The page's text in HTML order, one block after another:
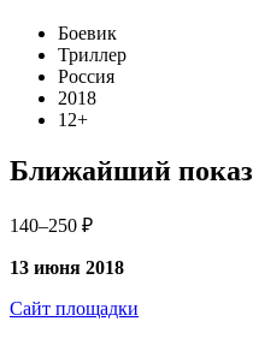
Боевик
Триллер
Россия
2018
12+
Ближайший показ
140–250 ₽
13 июня 2018
Сайт площадки